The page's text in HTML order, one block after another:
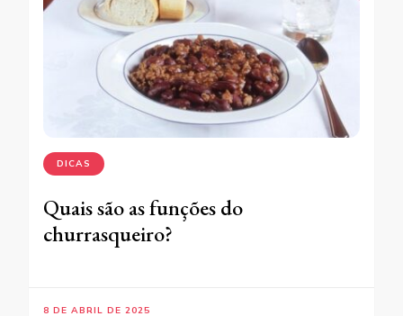
DICAS
Quais são as funções do
churrasqueiro?
8 DE ABRIL DE 2025